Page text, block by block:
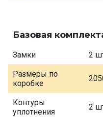
Базовая
Замки 2
Размеры по
коробке
Контуры
уплотнения
2